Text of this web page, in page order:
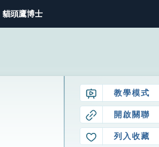
貓頭鷹博士
教學模式
開啟關聯
列入收藏